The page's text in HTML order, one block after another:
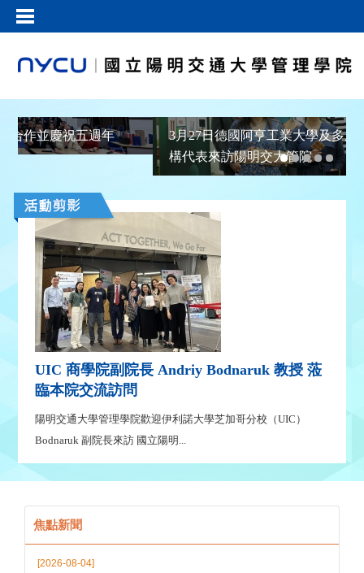
團訪問京都大學 續簽合作並慶祝五週年
3月27日德
構代表來訪
UIC 商學院副院長 Andriy Bodnaruk 教授 蒞
臨本院交流訪問
陽明交通大學管理學院歡迎伊利諾大學芝加哥分校（UIC）
Bodnaruk 副院長來訪 國立陽明...
焦點新聞
[2026-08-04]